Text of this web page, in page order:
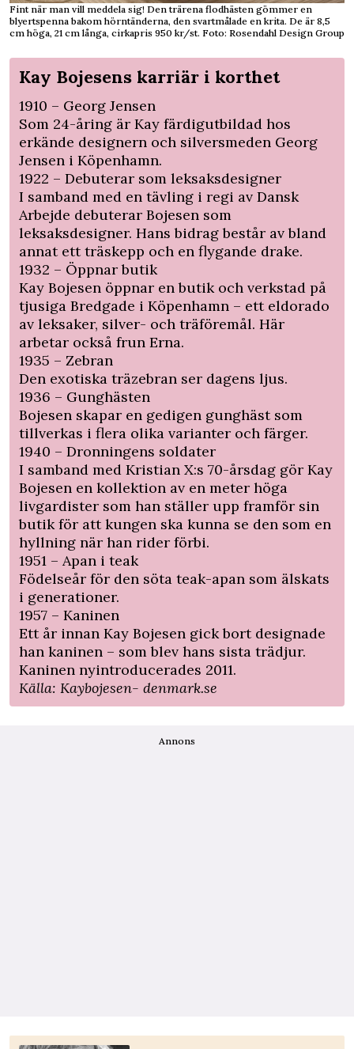
Fint när man vill meddela sig! Den trärena flodhästen gömmer en
blyertspenna bakom hörntänderna, den svartmålade en krita. De är 8,5
cm höga, 21 cm långa, cirkapris 950 kr/st. Foto: Rosendahl Design Group
Kay Bojesens karriär i korthet
1910 – Georg Jensen
Som 24-åring är Kay färdigutbildad hos
erkände designern och silversmeden Georg
Jensen i Köpenhamn.
1922 – Debuterar som leksaksdesigner
I samband med en tävling i regi av Dansk
Arbejde debuterar Bojesen som
leksaksdesigner. Hans bidrag består av bland
annat ett träskepp och en flygande drake.
1932 – Öppnar butik
Kay Bojesen öppnar en butik och verkstad på
tjusiga Bredgade i Köpenhamn – ett eldorado
av leksaker, silver- och träföremål. Här
arbetar också frun Erna.
1935 – Zebran
Den exotiska träzebran ser dagens ljus.
1936 – Gunghästen
Bojesen skapar en gedigen gunghäst som
tillverkas i flera olika varianter och färger.
1940 – Dronningens soldater
I samband med Kristian X:s 70-årsdag gör Kay
Bojesen en kollektion av en meter höga
livgardister som han ställer upp framför sin
butik för att kungen ska kunna se den som en
hyllning när han rider förbi.
1951 – Apan i teak
Födelseår för den söta teak-apan som älskats
i generationer.
1957 – Kaninen
Ett år innan Kay Bojesen gick bort designade
han kaninen – som blev hans sista trädjur.
Kaninen nyintroducerades 2011.
Källa: Kaybojesen- denmark.se
Annons